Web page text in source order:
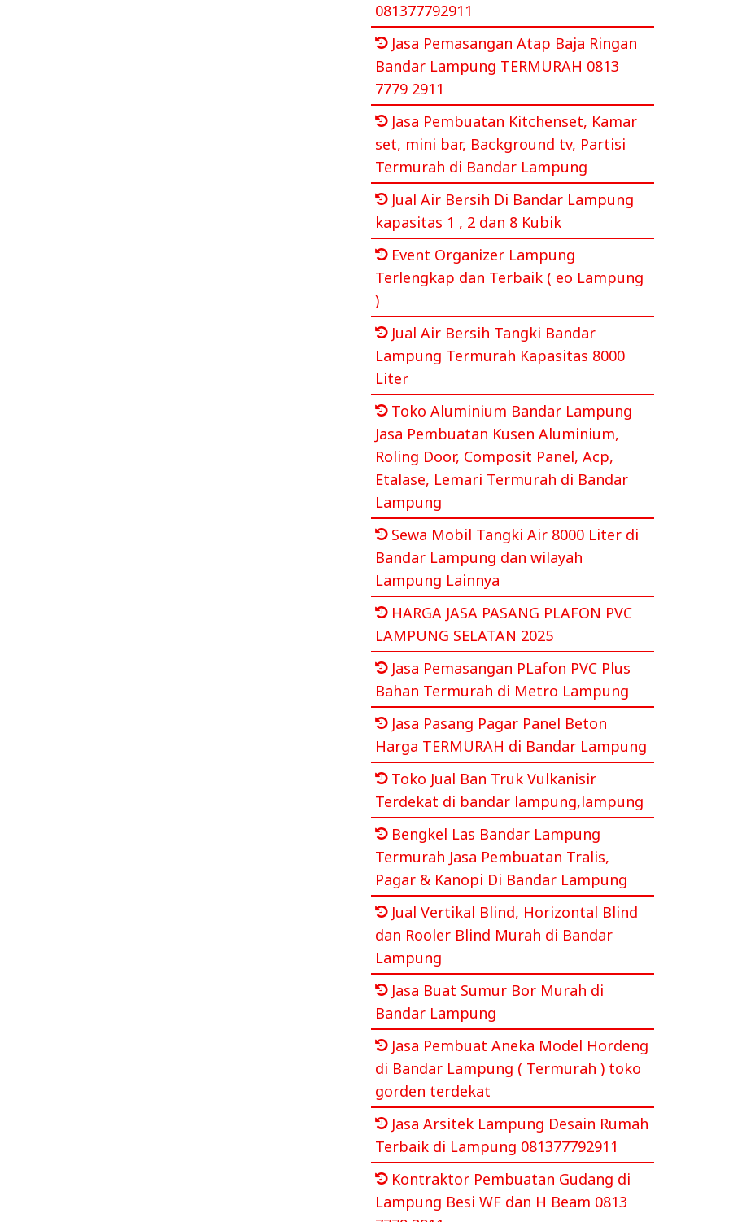
081377792911
Jasa Pemasangan Atap Baja Ringan
Bandar Lampung TERMURAH 0813
7779 2911
Jasa Pembuatan Kitchenset, Kamar
set, mini bar, Background tv, Partisi
Termurah di Bandar Lampung
Jual Air Bersih Di Bandar Lampung
kapasitas 1 , 2 dan 8 Kubik
Event Organizer Lampung
Terlengkap dan Terbaik ( eo Lampung
)
Jual Air Bersih Tangki Bandar
Lampung Termurah Kapasitas 8000
Liter
Toko Aluminium Bandar Lampung
Jasa Pembuatan Kusen Aluminium,
Roling Door, Composit Panel, Acp,
Etalase, Lemari Termurah di Bandar
Lampung
Sewa Mobil Tangki Air 8000 Liter di
Bandar Lampung dan wilayah
Lampung Lainnya
HARGA JASA PASANG PLAFON PVC
LAMPUNG SELATAN 2025
Jasa Pemasangan PLafon PVC Plus
Bahan Termurah di Metro Lampung
Jasa Pasang Pagar Panel Beton
Harga TERMURAH di Bandar Lampung
Toko Jual Ban Truk Vulkanisir
Terdekat di bandar lampung,lampung
Bengkel Las Bandar Lampung
Termurah Jasa Pembuatan Tralis,
Pagar & Kanopi Di Bandar Lampung
Jual Vertikal Blind, Horizontal Blind
dan Rooler Blind Murah di Bandar
Lampung
Jasa Buat Sumur Bor Murah di
Bandar Lampung
Jasa Pembuat Aneka Model Hordeng
di Bandar Lampung ( Termurah ) toko
gorden terdekat
Jasa Arsitek Lampung Desain Rumah
Terbaik di Lampung 081377792911
Kontraktor Pembuatan Gudang di
Lampung Besi WF dan H Beam 0813